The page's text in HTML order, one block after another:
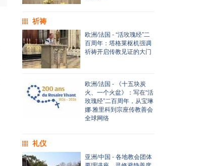
祈祷
欧洲/法国 - “活玫瑰经”二
百周年：塔格莱枢机强调
祈祷开启传教见证的大门
欧洲/法国 - 《十五块炭
火、一个火盆》：写在“活
玫瑰经”二百周年，从宝琳
娜·雅里科到宗座传教善会
全球网络
礼仪
亚洲/中国 - 各地教会团体